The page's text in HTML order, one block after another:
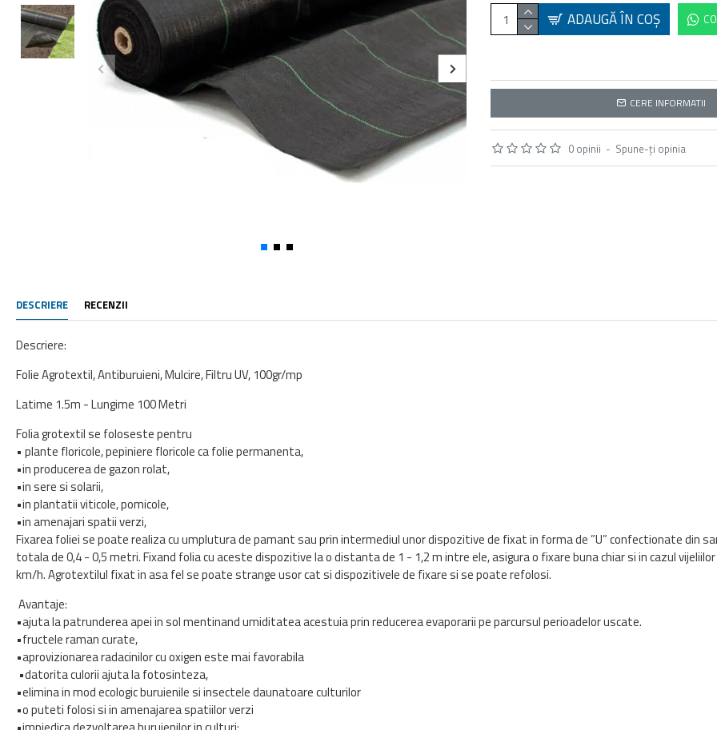
0 opinii - Spune-ţi opinia
ADAUGĂ ÎN COŞ
CERE INFORMATII
DESCRIERE RECENZII
Descriere:
Folie Agrotextil, Antiburuieni, Mulcire, Filtru UV, 100gr/mp
Latime 1.5m - Lungime 100 Metri
Folia grotextil se foloseste pentru
• plante floricole, pepiniere floricole ca folie permanenta,
•in producerea de gazon rolat,
•in sere si solarii,
•in plantatii viticole, pomicole,
•in amenajari spatii verzi,
Fixarea foliei se poate realiza cu umplutura de pamant sau prin intermediul unor dispozitive de fixat in forma de ”U” confectionate din
totala de 0,4 - 0,5 metri. Fixand folia cu aceste dispozitive la o distanta de 1 - 1,2 m intre ele, asigura o fixare buna chiar si in cazul
km/h. Agrotextilul fixat in asa fel se poate strange usor cat si dispozitivele de fixare si se poate refolosi.
Avantaje:
•ajuta la patrunderea apei in sol mentinand umiditatea acestuia prin reducerea evaporarii pe parcursul perioadelor uscate.
•fructele raman curate,
•aprovizionarea radacinilor cu oxigen este mai favorabila
•datorita culorii ajuta la fotosinteza,
•elimina in mod ecologic buruienile si insectele daunatoare culturilor
•o puteti folosi si in amenajarea spatiilor verzi